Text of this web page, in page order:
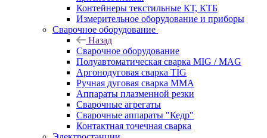
Контейнеры текстильные КТ, КТБ
Измерительное оборудование и приборы
Сварочное оборудование
Назад
Сварочное оборудование
Полуавтоматическая сварка MIG / MAG
Аргонодуговая сварка TIG
Ручная дуговая сварка ММА
Аппараты плазменной резки
Сварочные агрегаты
Сварочные аппараты "Кедр"
Контактная точечная сварка